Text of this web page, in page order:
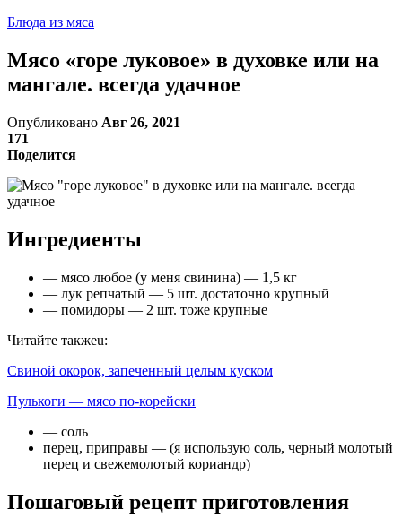
Блюда из мяса
Мясо «горе луковое» в духовке или на
мангале. всегда удачное
Опубликовано Авг 26, 2021
171
Поделится
Ингредиенты
— мясо любое (у меня свинина) — 1,5 кг
— лук репчатый — 5 шт. достаточно крупный
— помидоры — 2 шт. тоже крупные
Читайте такжеu:
Свиной окорок, запеченный целым куском
Пулькоги — мясо по-корейски
— соль
перец, приправы — (я использую соль, черный молотый
перец и свежемолотый кориандр)
Пошаговый рецепт приготовления